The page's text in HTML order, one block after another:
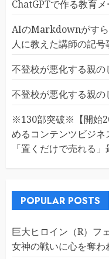
ChatGPTで作る教育
AIのMarkdownがすら
人に教えた講師の記
不登校が悪化する親
不登校が悪化する親
※130部突破※【開始
めるコンテンツビジネ
「置くだけで売れる
POPULAR POSTS
巨大ヒロイン（R）フ
女神の戦いに心を奪わ